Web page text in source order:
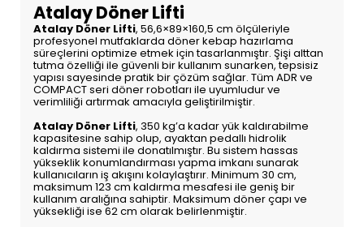
Atalay Döner Lifti
Atalay Döner Lifti, 56,6×89×160,5 cm ölçüleriyle
profesyonel mutfaklarda döner kebap hazırlama
süreçlerini optimize etmek için tasarlanmıştır. Şişi alttan
tutma özelliği ile güvenli bir kullanım sunarken, tepsisiz
yapısı sayesinde pratik bir çözüm sağlar. Tüm ADR ve
COMPACT seri döner robotları ile uyumludur ve
verimliliği artırmak amacıyla geliştirilmiştir.
Atalay Döner Lifti, 350 kg’a kadar yük kaldırabilme
kapasitesine sahip olup, ayaktan pedallı hidrolik
kaldırma sistemi ile donatılmıştır. Bu sistem hassas
yükseklik konumlandırması yapma imkanı sunarak
kullanıcıların iş akışını kolaylaştırır. Minimum 30 cm,
maksimum 123 cm kaldırma mesafesi ile geniş bir
kullanım aralığına sahiptir. Maksimum döner çapı ve
yüksekliği ise 62 cm olarak belirlenmiştir.